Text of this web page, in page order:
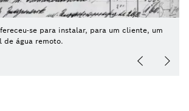
se para instalar, para um cliente, um
de água remoto.